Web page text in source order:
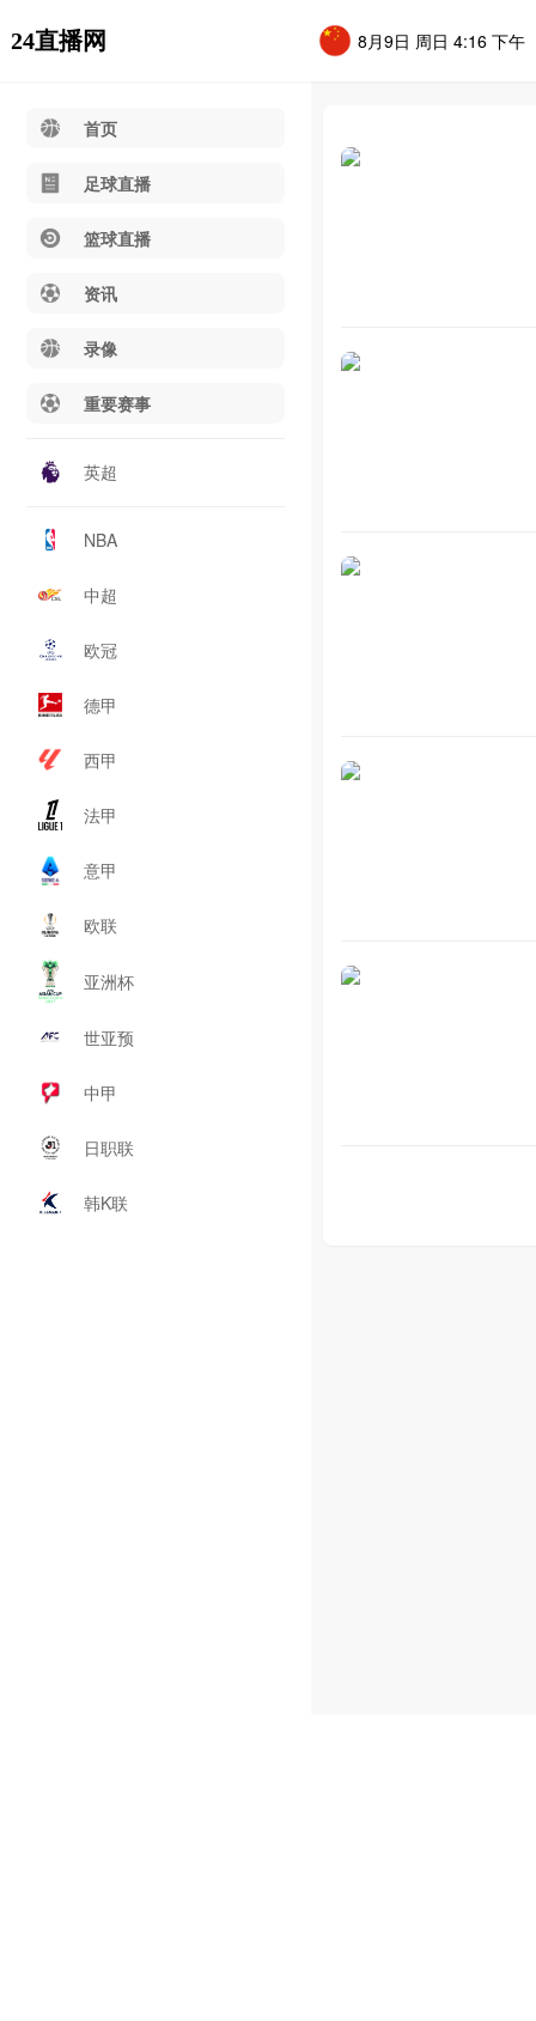
24直播网 8月9日 周日 4:16 下午
首页
足球直播
篮球直播
资讯
录像
重要赛事
英超
NBA
中超
欧冠
德甲
西甲
法甲
意甲
欧联
亚洲杯
世亚预
中甲
日职联
韩K联